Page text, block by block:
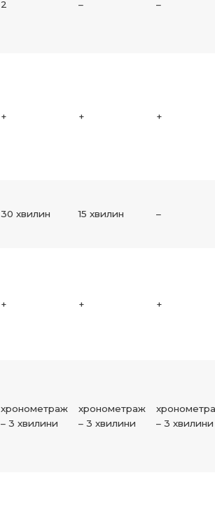
2 – –
+ + +
30 хвилин 15 хвилин –
+ + +
хронометраж
– 3 хвилини
хронометраж
– 3 хвилини
– 3 хвилини